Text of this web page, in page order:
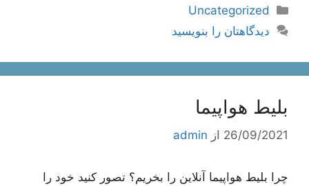
دسته‌ها
Uncategorized
دیدگاهتان را بنویسید
بلیط هواپیما
26/09/2021 از admin
چرا بلیط هواپیما آنلاین را بخریم؟ تصور کنید خود را